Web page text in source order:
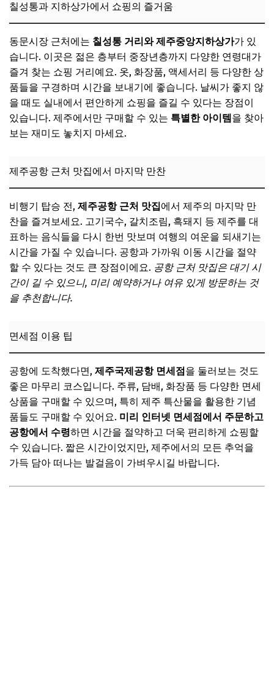
칠성통과 지하상가에서 쇼핑의 즐거움
동문시장 근처에는 칠성통 거리와 제주중앙지하상가가 있
습니다. 이곳은 젊은 층부터 중장년층까지 다양한 연령대가
즐겨 찾는 쇼핑 거리예요. 옷, 화장품, 액세서리 등 다양한 상
품들을 구경하며 시간을 보내기에 좋습니다. 날씨가 좋지 않
을 때도 실내에서 편안하게 쇼핑을 즐길 수 있다는 장점이
있습니다. 제주에서만 구매할 수 있는 특별한 아이템 을 찾아
보는 재미도 놓치지 마세요.
제주공항 근처 맛집에서 마지막 만찬
비행기 탑승 전, 제주공항 근처 맛집에서 제주의 마지막 만
찬을 즐겨보세요. 고기국수, 갈치조림, 흑돼지 등 제주를 대
표하는 음식들을 다시 한번 맛보며 여행의 여운을 되새기는
시간을 가질 수 있습니다. 공항과 가까워 이동 시간을 절약
할 수 있다는 것도 큰 장점이에요. 공항 근처 맛집은 대기 시
간이 길 수 있으니, 미리 예약하거나 여유 있게 방문하는 것
을 추천합니다.
면세점 이용 팁
공항에 도착했다면, 제주국제공항 면세점 을 둘러보는 것도
좋은 마무리 코스입니다. 주류, 담배, 화장품 등 다양한 면세
상품을 구매할 수 있으며, 특히 제주 특산물을 활용한 기념
품들도 구매할 수 있어요. 미리 인터넷 면세점에서 주문하고
공항에서 수령하면 시간을 절약하고 더욱 편리하게 쇼핑할
수 있습니다. 짧은 시간이었지만, 제주에서의 모든 추억을
가득 담아 떠나는 발걸음이 가벼우시길 바랍니다.